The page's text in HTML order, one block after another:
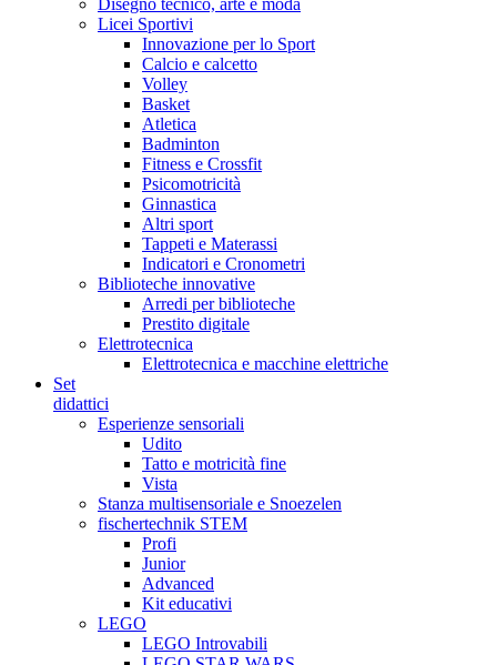
Licei Sportivi
Innovazione per lo Sport
Calcio e calcetto
Volley
Basket
Atletica
Badminton
Fitness e Crossfit
Psicomotricità
Ginnastica
Altri sport
Tappeti e Materassi
Indicatori e Cronometri
Biblioteche innovative
Arredi per biblioteche
Prestito digitale
Elettrotecnica
Elettrotecnica e macchine elettriche
Set
didattici
Esperienze sensoriali
Udito
Tatto e motricità fine
Vista
Stanza multisensoriale e Snoezelen
fischertechnik STEM
Profi
Junior
Advanced
Kit educativi
LEGO
LEGO Introvabili